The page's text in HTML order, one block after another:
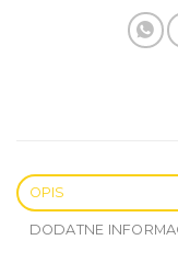
OPIS
DODATNE